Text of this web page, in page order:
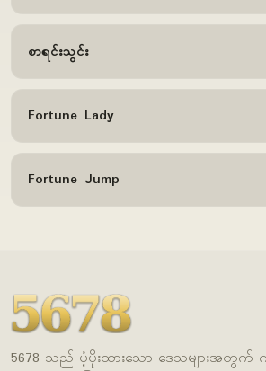
စာရင်းသွင်း
Fortune Lady
Fortune Jump
5678 သည် ပံ့ပိုးထားသော ဒေသများအတွက်